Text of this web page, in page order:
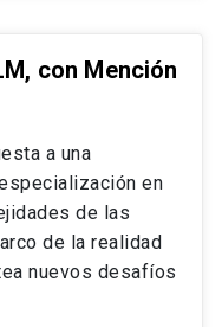
con Mención
a una
en
de las
de la realidad
nuevos desafíos